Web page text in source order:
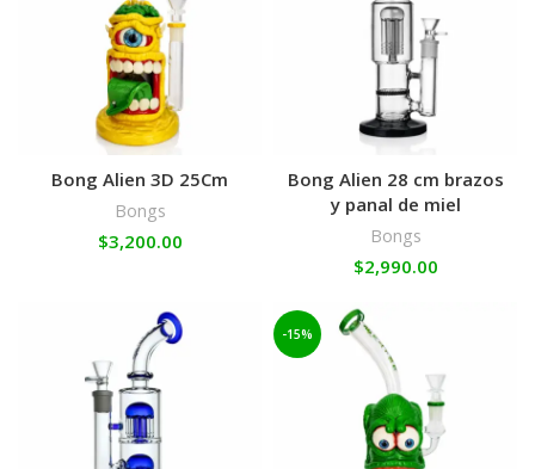
Bong Alien 3D 25Cm
Bongs
$3,200.00
Bong Alien 28 cm brazos
y panal de miel
Bongs
$2,990.00
-15%